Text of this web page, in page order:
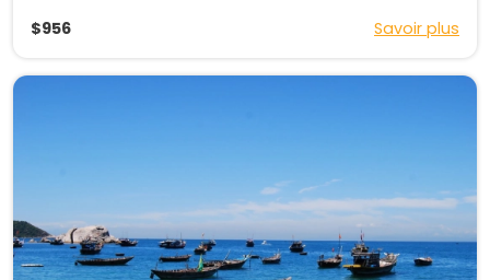
$956
Savoir plus